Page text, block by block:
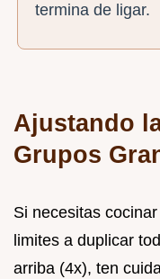
termina de ligar.
Ajustando
Grupos
Si necesitas
limites a duplicar
arriba (4x), ten